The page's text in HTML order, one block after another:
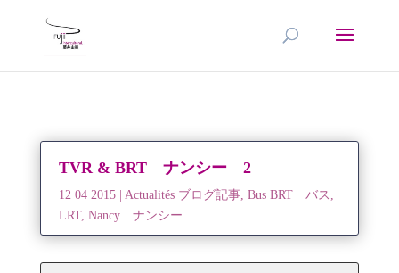
TVR & BRT ナンシー 2
12 04 2015| Actualités ブログ記事, Bus BRT バス ,
LRT, Nancy ナンシー